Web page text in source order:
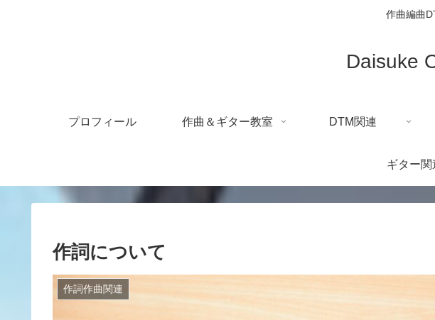
作曲編曲
Daisuke
プロフィール 作曲＆ギター教室 DTM関連
ギター関
作詞について
作詞作曲関連